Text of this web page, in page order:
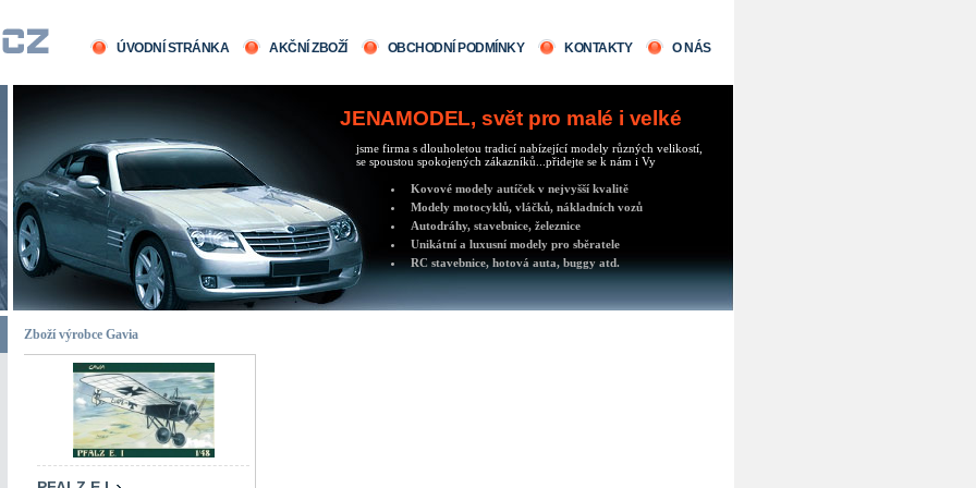
ÚVODNÍ STRÁNKA AKČNÍ ZBOŽÍ OBCHODNÍ PODMÍNKY KONTAKTY O NÁS
JENAMODEL, svět pro malé i velké
jsme firma s dlouholetou tradicí nabízející modely různých velikostí,
se spoustou spokojených zákazníků...přidejte se k nám i Vy
Kovové modely autíček v nejvyšší kvalitě
Modely motocyklů, vláčků, nákladních vozů
Autodráhy, stavebnice, železnice
Unikátní a luxusní modely pro sběratele
RC stavebnice, hotová auta, buggy atd.
Zboží výrobce Gavia